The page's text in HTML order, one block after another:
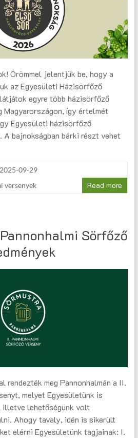
Örömmel jelentjük be, hogy a
az Egyesületi Házisörfőző
egyre több házisörfőző
Magyarországon, így értelmét
Egyesületi házisörfőző
bajnokságban bárki részt vehet
2025-09-29
versenyek Read more
Sörfőző
rendezték meg Pannonhalmán a II.
melyet Egyesületünk is
lehetőségünk volt
Ahogy tavaly, idén is sikerült
elérni Egyesületünk tagjainak: I.